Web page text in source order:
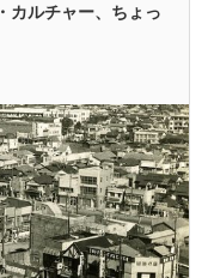
カルチャー、ちょっ